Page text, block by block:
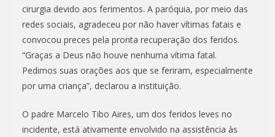
cirurgia devido aos ferimentos. A paróquia, por meio das
redes sociais, agradeceu por não haver vítimas fatais e
convocou preces pela pronta recuperação dos feridos.
“Graças a Deus não houve nenhuma vítima fatal.
Pedimos suas orações aos que se feriram, especialmente
por uma criança”, declarou a instituição.
O padre Marcelo Tibo Aires, um dos feridos leves no
incidente, está ativamente envolvido na assistência às